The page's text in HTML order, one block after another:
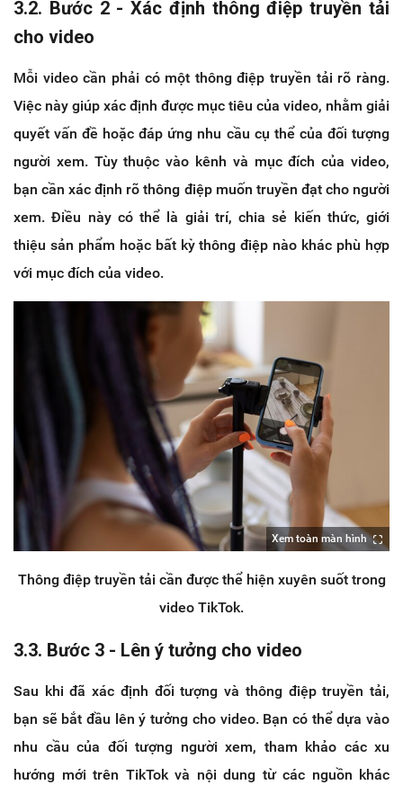
3.2. Bước 2 - Xác định thông điệp truyền tải
cho video
Mỗi video cần phải có một thông điệp truyền tải rõ ràng.
Việc này giúp xác định được mục tiêu của video, nhằm giải
quyết vấn đề hoặc đáp ứng nhu cầu cụ thể của đối tượng
người xem. Tùy thuộc vào kênh và mục đích của video,
bạn cần xác định rõ thông điệp muốn truyền đạt cho người
xem. Điều này có thể là giải trí, chia sẻ kiến thức, giới
thiệu sản phẩm hoặc bất kỳ thông điệp nào khác phù hợp
với mục đích của video.
Xem toàn màn hình
Thông điệp truyền tải cần được thể hiện xuyên suốt trong
video TikTok.
3.3. Bước 3 - Lên ý tưởng cho video
Sau khi đã xác định đối tượng và thông điệp truyền tải,
bạn sẽ bắt đầu lên ý tưởng cho video. Bạn có thể dựa vào
nhu cầu của đối tượng người xem, tham khảo các xu
hướng mới trên TikTok và nội dung từ các nguồn khác